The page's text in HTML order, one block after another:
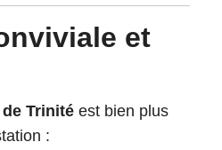
Trinité est bien plus
: